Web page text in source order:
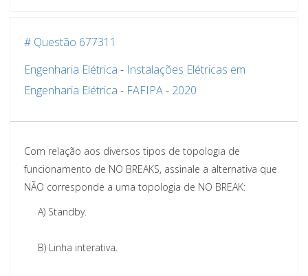
# Questão 677311
Engenharia Elétrica - Instalações Elétricas em
Engenharia Elétrica - FAFIPA- 2020
Com relação aos diversos tipos de topologia de
funcionamento de NO BREAKS, assinale a alternativa que
NÃO corresponde a uma topologia de NO BREAK:
A) Standby.
B) Linha interativa.